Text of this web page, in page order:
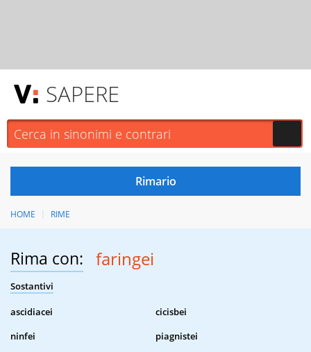
SAPERE
HOME RIME
Rima con: faringei
Sostantivi
ascidiacei
cicisbei
ninfei
piagnistei